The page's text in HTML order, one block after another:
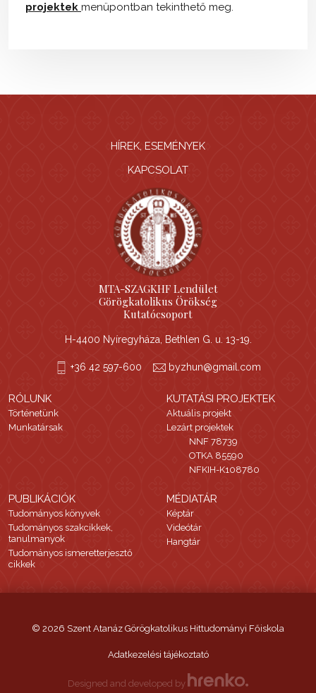
projektek menüpontban tekinthető meg.
HÍREK, ESEMÉNYEK
KAPCSOLAT
MTA-SZAGKHF Lendület
Görögkatolikus Örökség
Kutatócsoport
H-4400 Nyíregyháza, Bethlen G. u. 13-19.
+36 42 597-600 byzhun@gmail.com
RÓLUNK
Történetünk
Munkatársak
KUTATÁSI PROJEKTEK
Aktuális projekt
Lezárt projektek
NNF 78739
OTKA 85590
NFKIH-K108780
PUBLIKÁCIÓK
Tudományos könyvek
Tudományos szakcikkek,
tanulmanyok
Tudományos ismeretterjesztő
cikkek
MÉDIATÁR
Képtár
Videótár
Hangtár
© 2026 Szent Atanáz Görögkatolikus Hittudományi Főiskola
Adatkezelési tájékoztató
Designed and developed by